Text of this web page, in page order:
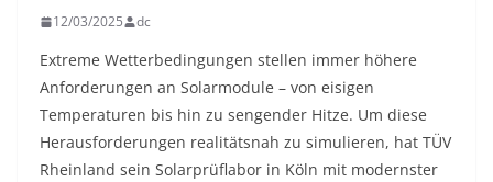
12/03/2025 dc
Extreme Wetterbedingungen stellen immer höhere
Anforderungen an Solarmodule – von eisigen
Temperaturen bis hin zu sengender Hitze. Um diese
Herausforderungen realitätsnah zu simulieren, hat TÜV
Rheinland sein Solarprüflabor in Köln mit modernster